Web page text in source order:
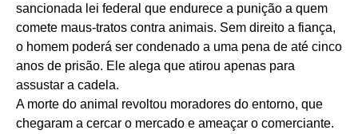
sancionada lei federal que endurece a punição a quem
comete maus-tratos contra animais. Sem direito a fiança,
o homem poderá ser condenado a uma pena de até cinco
anos de prisão. Ele alega que atirou apenas para
assustar a cadela.
A morte do animal revoltou moradores do entorno, que
chegaram a cercar o mercado e ameaçar o comerciante.